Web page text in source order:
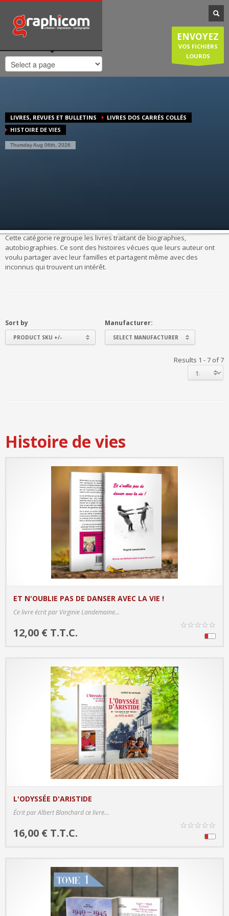
NOTRE SPÉCIALISATION
Notre entreprise familiale est spécialisée dans la cartographie, les
plans de ville, mais est également compétente en infographie, en
création graphique, en impression grâce à nos presses numériques
de haute qualité. Nous réalisons également des sites internet et
couvrons donc une large demande des entreprises et particuliers.
Vendredi: 8:30-12:30/14:00-18:00
Samedi/Dimanche: Fermé.
ENVOYEZ
VOS FICHIERS
LOURDS
LIVRES, REVUES ET BULLETINS
LIVRES DOS CARRÉS COLLÉS
HISTOIRE DE VIES
Thursday Aug 06th, 2026
Cette catégorie regroupe les livres traitant de biographies,
autobiographies. Ce sont des histoires vécues que leurs auteur ont
voulu partager avec leur familles et partagent même avec des
inconnus qui trouvent un intérêt.
Sort by
PRODUCT SKU +/-
Manufacturer:
SELECT MANUFACTURER
Results 1 - 7 of 7
Histoire de vies
ET N'OUBLIE PAS DE DANSER AVEC LA VIE !
Ce livre écrit par Virginie Landemaine...
12,00 € T.T.C.
☆☆☆☆☆
L'ODYSSÉE D'ARISTIDE
Écrit par Albert Blanchard ce livre...
16,00 € T.T.C.
☆☆☆☆☆